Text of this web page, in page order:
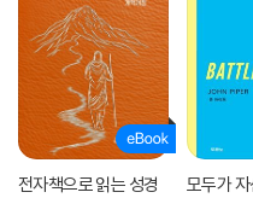
전자책으로 읽는 성경
모두가